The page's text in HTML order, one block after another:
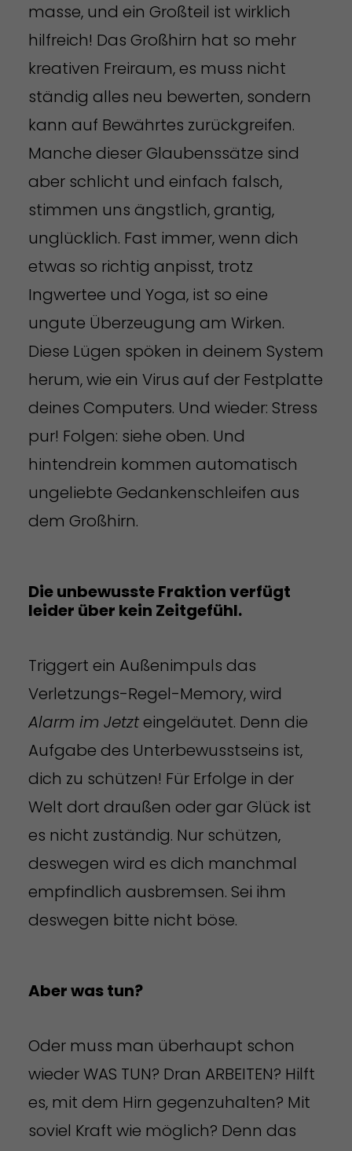
masse, und ein Großteil ist wirklich
hilfreich! Das Großhirn hat so mehr
kreativen Freiraum, es muss nicht
ständig alles neu bewerten, sondern
kann auf Bewährtes zurückgreifen.
Manche dieser Glaubenssätze sind
aber schlicht und einfach falsch,
stimmen uns ängstlich, grantig,
unglücklich. Fast immer, wenn dich
etwas so richtig anpisst, trotz
Ingwertee und Yoga, ist so eine
ungute Überzeugung am Wirken.
Diese Lügen spöken in deinem System
herum, wie ein Virus auf der Festplatte
deines Computers. Und wieder: Stress
pur! Folgen: siehe oben. Und
hintendrein kommen automatisch
ungeliebte Gedankenschleifen aus
dem Großhirn.
Die unbewusste Fraktion verfügt
leider über kein Zeitgefühl.
Triggert ein Außenimpuls das
Verletzungs-Regel-Memory, wird
Alarm im Jetzteingeläutet. Denn die
Aufgabe des Unterbewusstseins ist,
dich zu schützen! Für Erfolge in der
Welt dort draußen oder gar Glück ist
es nicht zuständig. Nur schützen,
deswegen wird es dich manchmal
empfindlich ausbremsen. Sei ihm
deswegen bitte nicht böse.
Aber was tun?
Oder muss man überhaupt schon
wieder WAS TUN? Dran ARBEITEN? Hilft
es, mit dem Hirn gegenzuhalten? Mit
soviel Kraft wie möglich? Denn das